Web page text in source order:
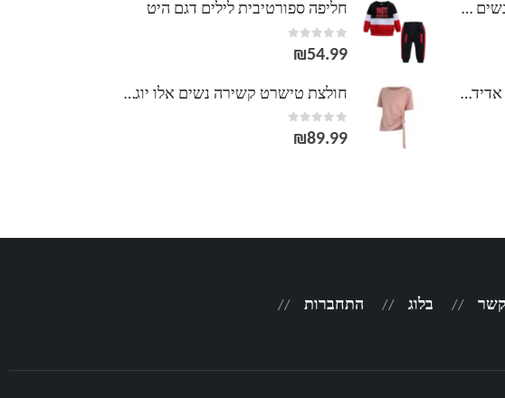
נעלי נייק אייר ג'ורדן גבוהות - נשים גברים NIKE AIR JORDAN
סט ג'קט ומכנס ספורט לגברים אדידס ADIDAS
חליפה ספורטיבית לילים דגם היט
0
out of 5
₪54.99
חולצת טישרט קשירה נשים אלו יוגה Alo Yoga
0
out of 5
₪89.99
בלוג התחברות